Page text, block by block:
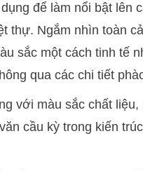
để làm nổi bật lên
thự. Ngắm nhìn toàn
sắc một cách tinh tế
qua các chi tiết
với màu sắc chất
cầu kỳ trong kiến